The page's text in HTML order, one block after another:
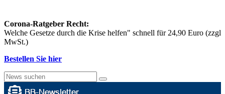
Corona-Ratgeber Recht:
Welche Gesetze durch die Krise helfen" schnell für 24,90 Euro (zzgl
MwSt.)
Bestellen Sie hier